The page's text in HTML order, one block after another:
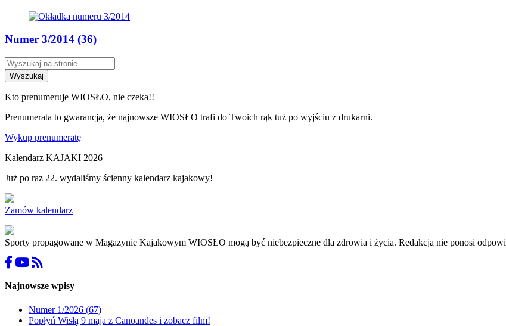
Numer 3/2014 (36)
Wyszukaj
Kto prenumeruje WIOSŁO, nie czeka!!
Prenumerata to gwarancja, że najnowsze WIOSŁO trafi do Twoich rąk tuż po wyjściu z drukarni.
Wykup prenumeratę
Kalendarz KAJAKI 2026
Już po raz 22. wydaliśmy ścienny kalendarz kajakowy!
Zamów kalendarz
Sporty propagowane w Magazynie Kajakowym WIOSŁO mogą być niebezpieczne dla zdrowia i życia. Redakcja nie ponosi
Najnowsze wpisy
Numer 1/2026 (67)
Popłyń Wisłą 9 maja z Canoandes i zobacz film!